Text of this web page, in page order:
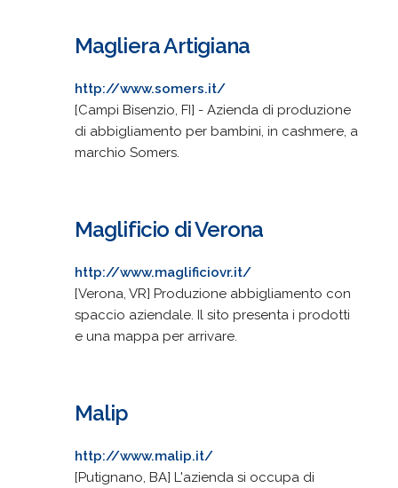
Magliera Artigiana
http://www.somers.it/
[Campi Bisenzio, FI] - Azienda di produzione
di abbigliamento per bambini, in cashmere, a
marchio Somers.
Maglificio di Verona
http://www.maglificiovr.it/
[Verona, VR] Produzione abbigliamento con
spaccio aziendale. Il sito presenta i prodotti
e una mappa per arrivare.
Malip
http://www.malip.it/
[Putignano, BA] L'azienda si occupa di